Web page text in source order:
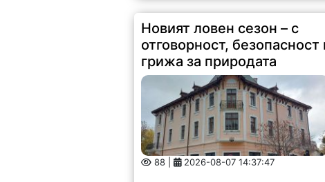
Новият ловен сезон – с
отговорност, безопасност
грижа за природата
88 | 2026-08-07 14:37:47